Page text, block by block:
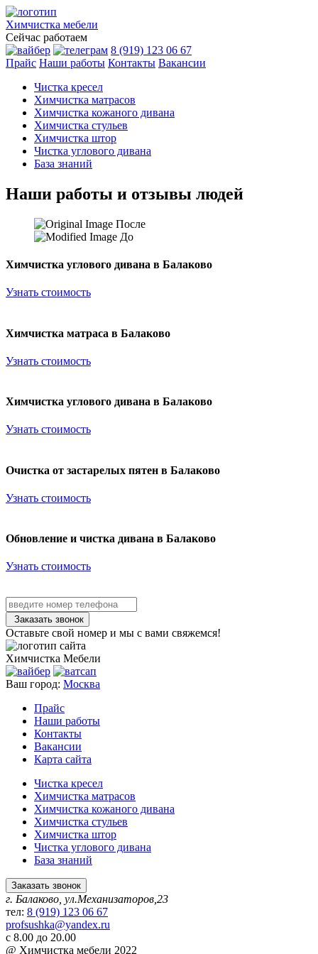
Химчистка мебели
Сейчас работаем
8 (919) 123 06 67
Прайс Наши работы Контакты Вакансии
Чистка кресел
Химчистка матрасов
Химчистка кожаного дивана
Химчистка стульев
Химчистка штор
Чистка углового дивана
База знаний
Наши работы и отзывы людей
После
До
Химчистка углового дивана в Балаково
Узнать стоимость
Химчистка матраса в Балаково
Узнать стоимость
Химчистка углового дивана в Балаково
Узнать стоимость
Очистка от застарелых пятен в Балаково
Узнать стоимость
Обновление и чистка дивана в Балаково
Узнать стоимость
Заказать звонок
Оставьте свой номер и мы с вами свяжемся!
Химчистка Мебели
Ваш город: Москва
Прайс
Наши работы
Контакты
Вакансии
Карта сайта
Чистка кресел
Химчистка матрасов
Химчистка кожаного дивана
Химчистка стульев
Химчистка штор
Чистка углового дивана
База знаний
Заказать звонок
г. Балаково, ул.Механизаторов,23
тел: 8 (919) 123 06 67
profsushka@yandex.ru
с 8.00 до 20.00
@ Химчистка мебели 2022